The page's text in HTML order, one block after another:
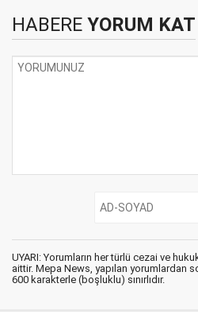
HABERE YORUM KAT
UYARI: Yorumların her türlü cezai ve
aittir. Mepa News, yapılan yorumlardan
600 karakterle (boşluklu) sınırlıdır.